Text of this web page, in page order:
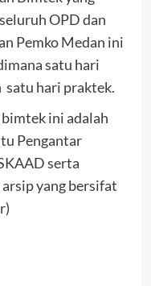
OPD dan
Pemko Medan ini
satu hari
satu hari praktek.
ini adalah
Pengantar
serta
yang bersifat